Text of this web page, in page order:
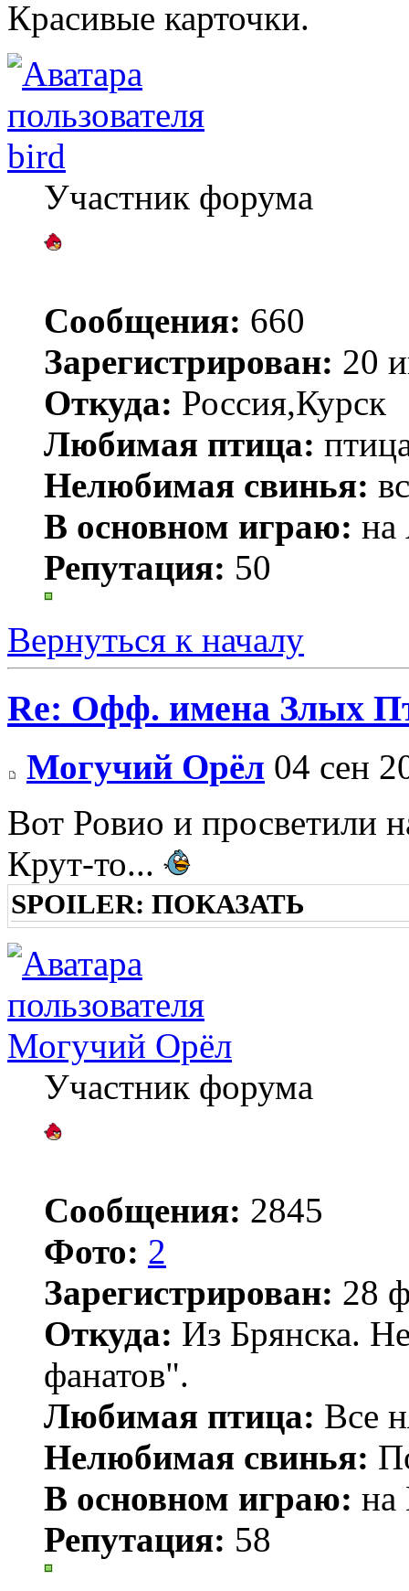
Красивые карточки.
bird
Участник форума
Сообщения: 660
Зарегистрирован: 20
Откуда: Россия,Курск
Любимая птица:
Нелюбимая свинья:
В основном играю: на
Репутация: 50
Вернуться к началу
Re: Офф. имена Злых
Могучий Орёл 04 сен
Вот Ровио и просветили
Крут-то...
SPOILER: ПОКАЗАТЬ
Могучий Орёл
Участник форума
Сообщения: 2845
Фото: 2
Зарегистрирован: 28
Откуда: Из Брянска.
фанатов".
Любимая птица: Все
Нелюбимая свинья:
В основном играю: на
Репутация: 58